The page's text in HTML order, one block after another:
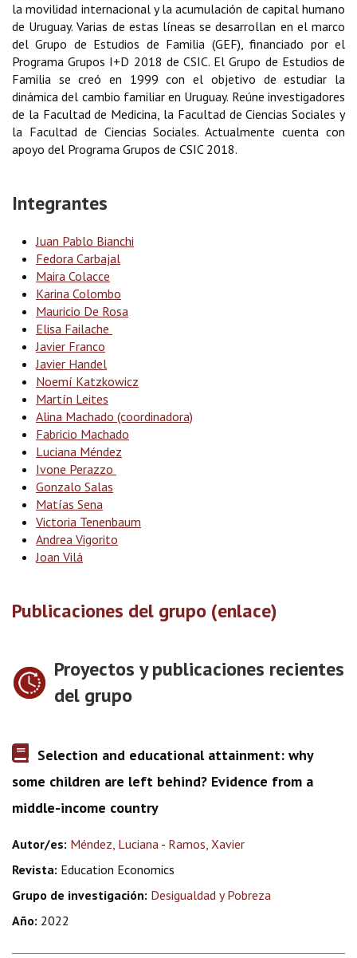
la movilidad internacional y la acumulación de capital humano
de Uruguay. Varias de estas líneas se desarrollan en el marco
del Grupo de Estudios de Familia (GEF), financiado por el
Programa Grupos I+D 2018 de CSIC. El Grupo de Estudios de
Familia se creó en 1999 con el objetivo de estudiar la
dinámica del cambio familiar en Uruguay. Reúne investigadores
de la Facultad de Medicina, la Facultad de Ciencias Sociales y
la Facultad de Ciencias Sociales. Actualmente cuenta con
apoyo del Programa Grupos de CSIC 2018.
Integrantes
Juan Pablo Bianchi
Fedora Carbajal
Maira Colacce
Karina Colombo
Mauricio De Rosa
Elisa Failache
Javier Franco
Javier Handel
Noemí Katzkowicz
Martín Leites
Alina Machado (coordinadora)
Fabricio Machado
Luciana Méndez
Ivone Perazzo
Gonzalo Salas
Matías Sena
Victoria Tenenbaum
Andrea Vigorito
Joan Vilá
Publicaciones del grupo (enlace)
Proyectos y publicaciones recientes
del grupo
Selection and educational attainment: why
some children are left behind? Evidence from a
middle-income country
Autor/es: Méndez, Luciana - Ramos, Xavier
Revista: Education Economics
Grupo de investigación: Desigualdad y Pobreza
Año: 2022